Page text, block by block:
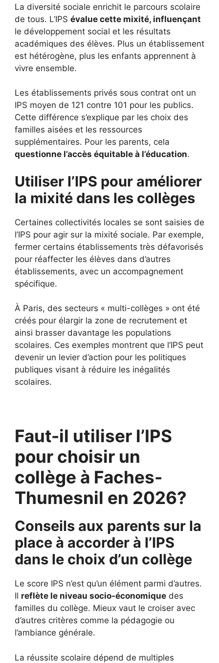
La diversité sociale enrichit le parcours scolaire
de tous. L’IPS évalue cette mixité, influençant
le développement social et les résultats
académiques des élèves. Plus un établissement
est hétérogène, plus les enfants apprennent à
vivre ensemble.
Les établissements privés sous contrat ont un
IPS moyen de 121 contre 101 pour les publics.
Cette différence s’explique par les choix des
familles aisées et les ressources
supplémentaires. Pour les parents, cela
questionne l’accès équitable à l’éducation.
Utiliser l’IPS pour améliorer
la mixité dans les collèges
Certaines collectivités locales se sont saisies de
l’IPS pour agir sur la mixité sociale. Par exemple,
fermer certains établissements très défavorisés
pour réaffecter les élèves dans d’autres
établissements, avec un accompagnement
spécifique.
À Paris, des secteurs « multi-collèges » ont été
créés pour élargir la zone de recrutement et
ainsi brasser davantage les populations
scolaires. Ces exemples montrent que l’IPS peut
devenir un levier d’action pour les politiques
publiques visant à réduire les inégalités
scolaires.
Faut-il utiliser l’IPS
pour choisir un
collège à Faches-
Thumesnil en 2026?
Conseils aux parents sur la
place à accorder à l’IPS
dans le choix d’un collège
Le score IPS n’est qu’un élément parmi d’autres.
Il reflète le niveau socio-économique des
familles du collège. Mieux vaut le croiser avec
d’autres critères comme la pédagogie ou
l’ambiance générale.
La réussite scolaire dépend de multiples